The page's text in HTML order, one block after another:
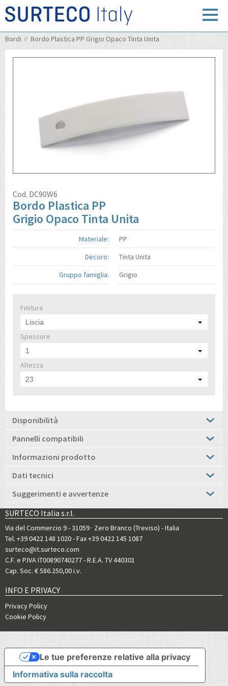
Bordi Bordo Plastica PP Grigio Opaco Tinta Unita
Cod. DC90W6
Bordo Plastica PP
Grigio Opaco Tinta Unita
Materiale:
Decoro:
Gruppo famiglia:
PP
Tinta Unita
Grigio
Finitura
Liscia
Spessore
1
Altezza
23
Disponibilità
Pannelli compatibili
Informazioni prodotto
Dati tecnici
Suggerimenti e avvertenze
SURTECO Italia s.r.l.
Via del Commercio 9 - 31059 · Zero Branco (Treviso) - Italia
Tel. +39 0422 148 1020- Fax +39 0422 145 1087
surteco@it.surteco.com
C.F. e P.IVA IT00890740277 - R.E.A. TV 440301
Cap. Soc. € 586.250,00 i.v.
INFO E PRIVACY
Privacy Policy
Cookie Policy
Informativa sulla raccolta
Le tue preferenze relative alla privacy